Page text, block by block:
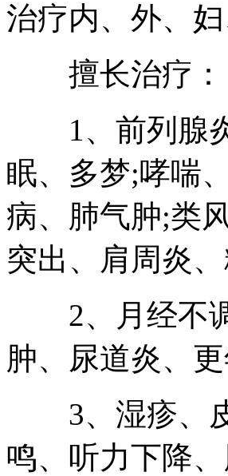
治疗内、外、
擅长治疗：
1、前列腺炎
眠、多梦;哮喘
病、肺气肿;类
突出、肩周炎
2、月经不调
肿、尿道炎、
3、湿疹、皮
鸣、听力下降